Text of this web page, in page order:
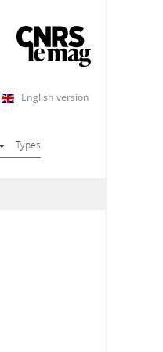
English version
Types